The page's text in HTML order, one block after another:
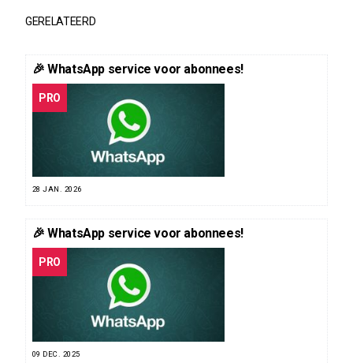
GERELATEERD
🎉 WhatsApp service voor abonnees!
PRO
28 JAN. 2026
🎉 WhatsApp service voor abonnees!
PRO
09 DEC. 2025